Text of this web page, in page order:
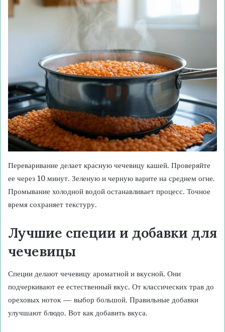
Переваривание делает красную чечевицу кашей. Проверяйте
ее через 10 минут. Зеленую и черную варите на среднем огне.
Промывание холодной водой останавливает процесс. Точное
время сохраняет текстуру.
Лучшие специи и добавки для
чечевицы
Специи делают чечевицу ароматной и вкусной. Они
подчеркивают ее естественный вкус. От классических трав до
ореховых ноток — выбор большой. Правильные добавки
улучшают блюдо. Вот как добавить вкуса.